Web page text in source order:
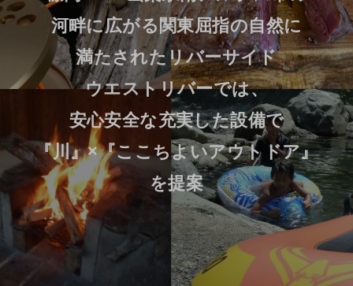
河畔に広がる関東屈指の自然に
満たされたリバーサイド
ウエストリバーでは、
安心安全な充実した設備で
『川』×『ここちよいアウトドア』
を提案